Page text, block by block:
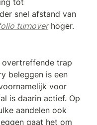
tot
snel afstand van
turnover hoger.
overtreffende trap
beleggen is een
voor
is daarin actief. Op
aandelen ook
gaat het om